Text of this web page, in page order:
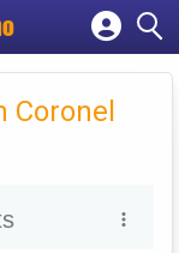
Coronel